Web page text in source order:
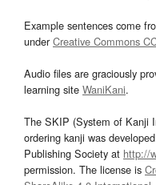
Example sentences come
underCreative Commons
Audio files are graciously
learning site WaniKani.
The SKIP (System of Kanji
ordering kanji was
Publishing Society at http://
permission. The license is